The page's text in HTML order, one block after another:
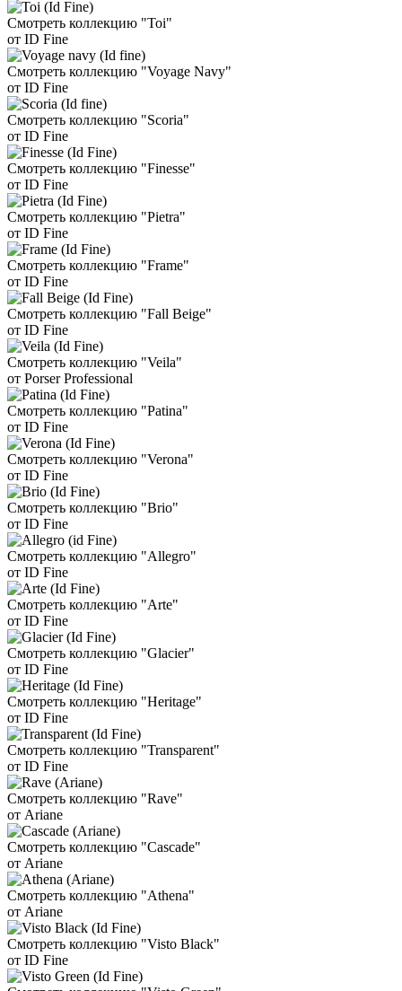
Смотреть коллекцию "Toi"
от ID Fine
Смотреть коллекцию "Voyage Navy"
от ID Fine
Смотреть коллекцию "Scoria"
от ID Fine
Смотреть коллекцию "Finesse"
от ID Fine
Смотреть коллекцию "Pietra"
от ID Fine
Смотреть коллекцию "Frame"
от ID Fine
Смотреть коллекцию "Fall Beige"
от ID Fine
Смотреть коллекцию "Veila"
от Porser Professional
Смотреть коллекцию "Patina"
от ID Fine
Смотреть коллекцию "Verona"
от ID Fine
Смотреть коллекцию "Brio"
от ID Fine
Смотреть коллекцию "Allegro"
от ID Fine
Смотреть коллекцию "Arte"
от ID Fine
Смотреть коллекцию "Glacier"
от ID Fine
Смотреть коллекцию "Heritage"
от ID Fine
Смотреть коллекцию "Transparent"
от ID Fine
Смотреть коллекцию "Rave"
от Ariane
Смотреть коллекцию "Cascade"
от Ariane
Смотреть коллекцию "Athena"
от Ariane
Смотреть коллекцию "Visto Black"
от ID Fine